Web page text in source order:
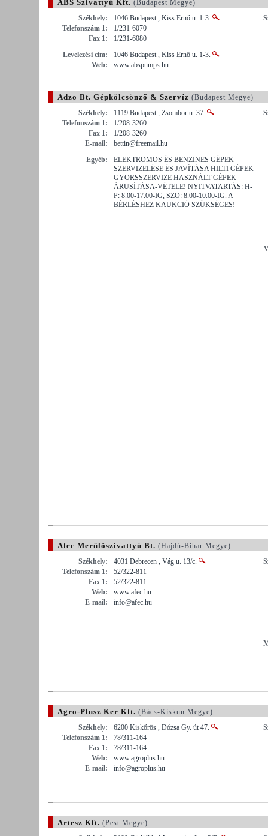
ABS Szivattyú Kft. (Budapest Megye)
Székhely:
1046 Budapest , Kiss Ernő u. 1-3.
Telefonszám 1:
1/231-6070
Fax 1:
1/231-6080
Levelezési cím:
1046 Budapest , Kiss Ernő u. 1-3.
Web:
www.abspumps.hu
Adzo Bt. Gépkölcsönző & Szervíz (Budapest Megye)
Székhely:
1119 Budapest , Zsombor u. 37.
Telefonszám 1:
1/208-3260
Fax 1:
1/208-3260
E-mail:
bettin@freemail.hu
Egyéb:
ELEKTROMOS ÉS BENZINES GÉPEK
SZERVIZELÉSE ÉS JAVÍTÁSA HILTI GÉPEK
GYORSSZERVIZE HASZNÁLT GÉPEK
ÁRUSÍTÁSA-VÉTELE! NYITVATARTÁS: H-
P: 8.00-17.00-IG, SZO: 8.00-10.00-IG. A
BÉRLÉSHEZ KAUKCIÓ SZÜKSÉGES!
Afec Merülőszivattyú Bt. (Hajdú-Bihar Megye)
Székhely:
4031 Debrecen , Vág u. 13/c.
Telefonszám 1:
52/322-811
Fax 1:
52/322-811
Web:
www.afec.hu
E-mail:
info@afec.hu
Agro-Plusz Ker Kft. (Bács-Kiskun Megye)
Székhely:
6200 Kiskőrös , Dózsa Gy. út 47.
Telefonszám 1:
78/311-164
Fax 1:
78/311-164
Web:
www.agroplus.hu
E-mail:
info@agroplus.hu
Artesz Kft. (Pest Megye)